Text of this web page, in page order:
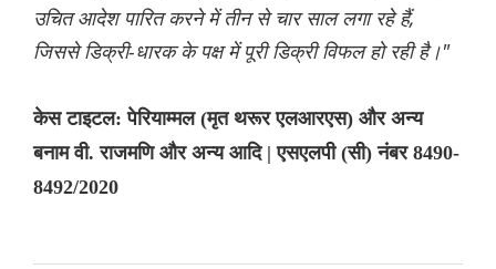
उचित आदेश पारित करने में तीन से चार साल लगा रहे हैं,
जिससे डिक्री-धारक के पक्ष में पूरी डिक्री विफल हो रही है।"
केस टाइटल: पेरियाम्मल (मृत थरूर एलआरएस) और अन्य
बनाम वी. राजमणि और अन्य आदि | एसएलपी (सी) नंबर 8490-
8492/2020